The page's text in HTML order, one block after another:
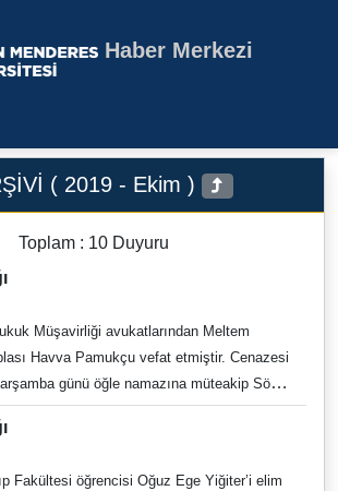
Menderes
Haber Merkezi
( 2019 - Ekim )
Toplam : 10 Duyuru
Müşavirliği avukatlarından Meltem
Havva Pamukçu vefat etmiştir. Cenazesi
günü öğle namazına müteakip Söke
kaldırılarak Söke Granta Mezarlığı'na
Allah'tan rahmet, yakınlarına
Fakültesi öğrencisi Oğuz Ege Yiğiter’i elim